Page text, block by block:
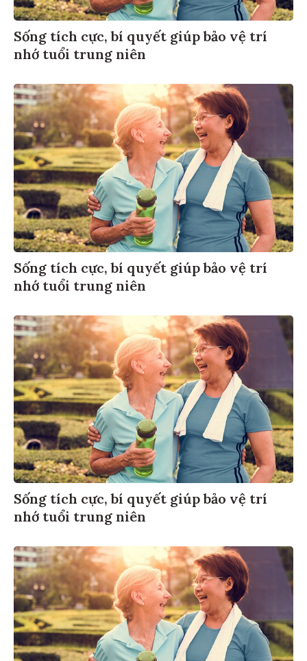
Sống tích cực, bí quyết giúp bảo vệ trí
nhớ tuổi trung niên
Sống tích cực, bí quyết giúp bảo vệ trí
nhớ tuổi trung niên
Sống tích cực, bí quyết giúp bảo vệ trí
nhớ tuổi trung niên